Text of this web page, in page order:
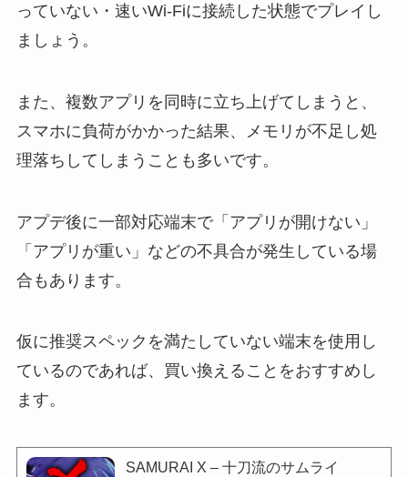
っていない・速いWi-Fiに接続した状態でプレイし
ましょう。
また、複数アプリを同時に立ち上げてしまうと、
スマホに負荷がかかった結果、メモリが不足し処
理落ちしてしまうことも多いです。
アプデ後に一部対応端末で「アプリが開けない」
「アプリが重い」などの不具合が発生している場
合もあります。
仮に推奨スペックを満たしていない端末を使用し
ているのであれば、買い換えることをおすすめし
ます。
SAMURAI X – 十刀流のサムライ